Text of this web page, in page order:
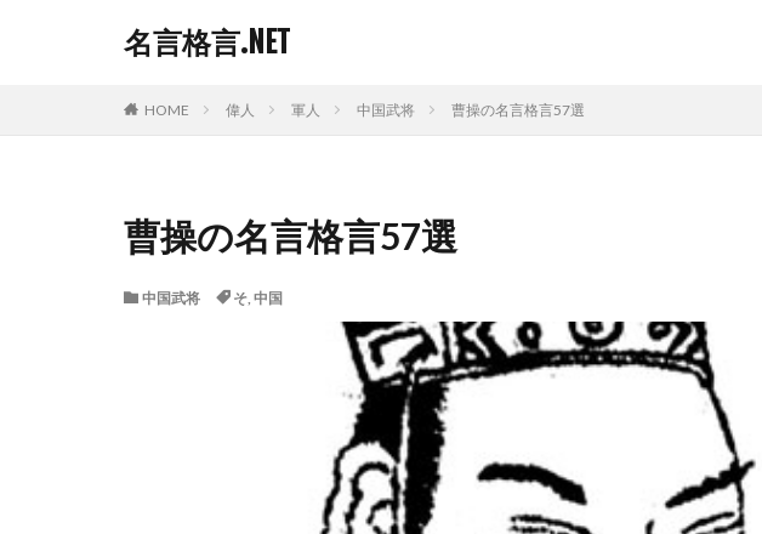
名言格言.NET
HOME 偉人 軍人 中国武将 曹操の名言格言57選
曹操の名言格言57選
中国武将 そ, 中国